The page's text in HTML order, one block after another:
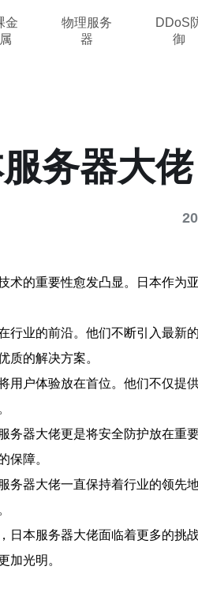
金
属
物理服务
器
DDoS
御
服务器大
术的重要性愈发凸显。日本作为
行业的前沿。他们不断引入最
质的解决方案。
用户体验放在首位。他们不仅
务器大佬更是将安全防护放在
保障。
务器大佬一直保持着行业的领
日本服务器大佬面临着更多的
加光明。